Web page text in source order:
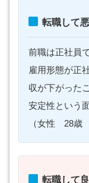
転職して
前職は正社員
雇用形態が正
収が下がった
安定性という
（女性 28歳
転職して